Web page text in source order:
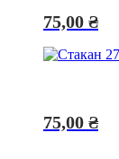
75,00 ₴
75,00 ₴